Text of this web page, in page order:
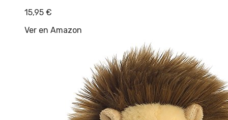
15,95 €
Ver en Amazon